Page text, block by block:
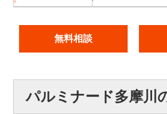
無料相談
パルミナード多摩川